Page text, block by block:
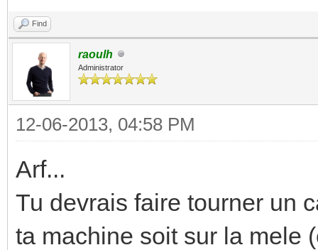
Find
raoulh
Administrator
12-06-2013, 04:58 PM
Arf...
Tu devrais faire tourner un
ta machine soit sur la mele